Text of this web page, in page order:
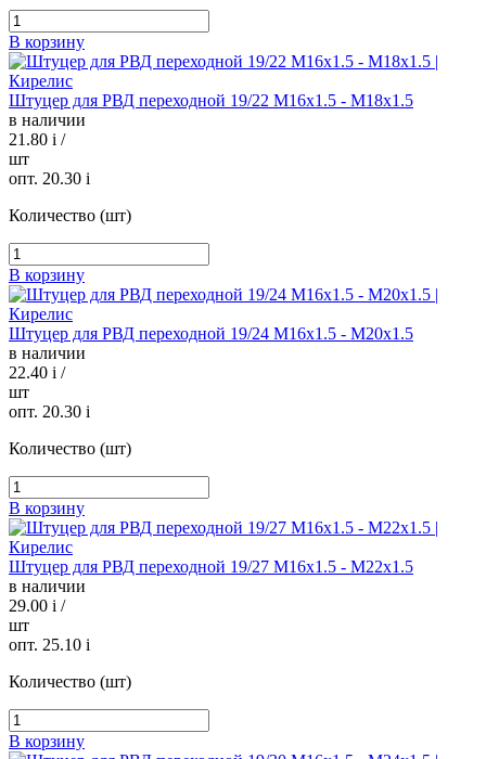
В корзину
Штуцер для РВД переходной 19/22 М16х1.5 - М18х1.5
в наличии
21.80 i /
шт
опт. 20.30 i
Количество (шт)
В корзину
Штуцер для РВД переходной 19/24 М16х1.5 - М20х1.5
в наличии
22.40 i /
шт
опт. 20.30 i
Количество (шт)
В корзину
Штуцер для РВД переходной 19/27 М16х1.5 - М22х1.5
в наличии
29.00 i /
шт
опт. 25.10 i
Количество (шт)
В корзину